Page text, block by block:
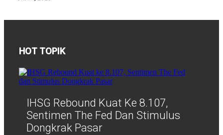
HOT TOPIK
IHSG Rebound Kuat Ke 8.107,
Sentimen The Fed Dan Stimulus
Dongkrak Pasar